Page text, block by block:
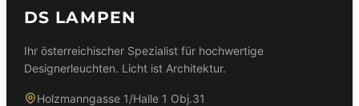
DS LAMPEN
Ihr österreichischer Spezialist für hochwertige
Designerleuchten. Licht ist Architektur.
Holzmanngasse 1/Halle 1 Obj.31